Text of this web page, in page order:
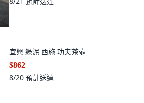
宜興 綠泥 西施 功夫茶壺
$862
8/20 預計送達